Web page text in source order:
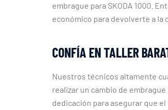
embrague para SKODA 1000.
económico para devolverte a la
CONFÍA EN TALLER
Nuestros técnicos altamente
realizar un cambio de
dedicación para asegurar que